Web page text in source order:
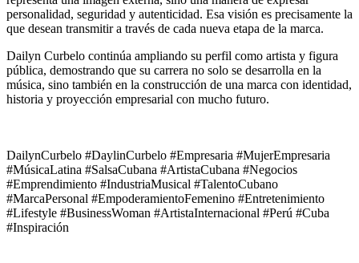
personalidad, seguridad y autenticidad. Esa visión es precisamente la
que desean transmitir a través de cada nueva etapa de la marca.
Dailyn Curbelo continúa ampliando su perfil como artista y figura
pública, demostrando que su carrera no solo se desarrolla en la
música, sino también en la construcción de una marca con identidad,
historia y proyección empresarial con mucho futuro.
DailynCurbelo #DaylinCurbelo #Empresaria #MujerEmpresaria
#MúsicaLatina #SalsaCubana #ArtistaCubana #Negocios
#Emprendimiento #IndustriaMusical #TalentoCubano
#MarcaPersonal #EmpoderamientoFemenino #Entretenimiento
#Lifestyle #BusinessWoman #ArtistaInternacional #Perú #Cuba
#Inspiración